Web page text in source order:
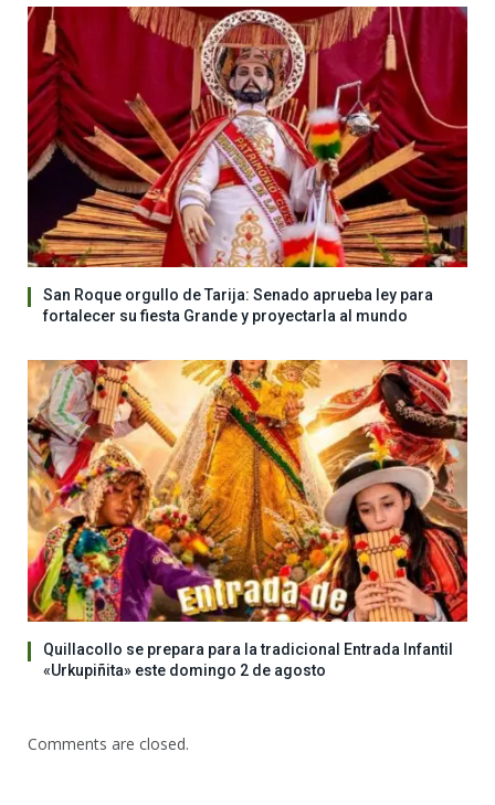
San Roque orgullo de Tarija: Senado aprueba ley para
fortalecer su fiesta Grande y proyectarla al mundo
Quillacollo se prepara para la tradicional Entrada Infantil
«Urkupiñita» este domingo 2 de agosto
Comments are closed.